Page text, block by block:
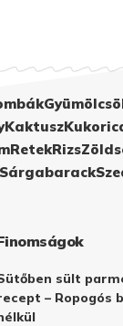
Kaktusz
RetekRizs
Sárgabarack
sült
– Ropogós